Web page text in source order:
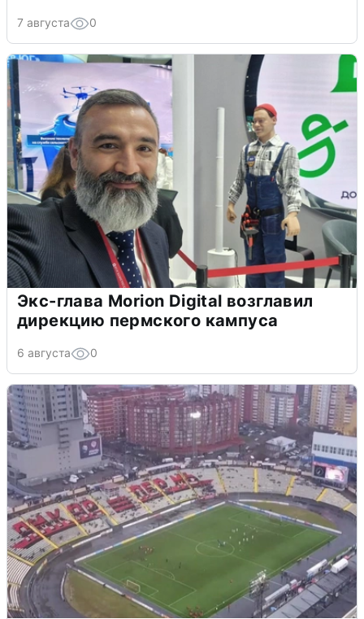
7 августа 0
Экс-глава Morion Digital возглавил
дирекцию пермского кампуса
6 августа 0